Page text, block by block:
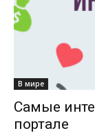
В мире
Самые
портале